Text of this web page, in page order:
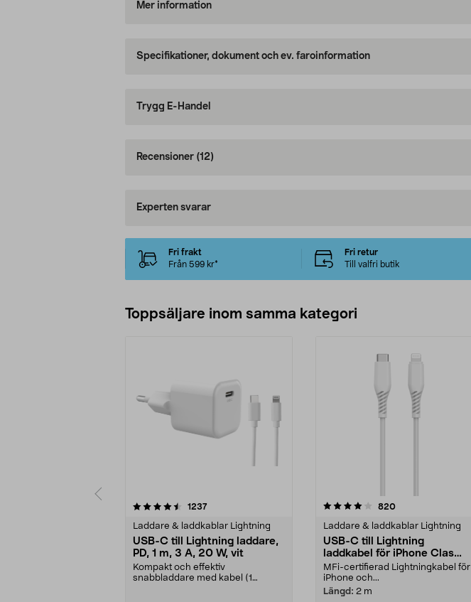
Mer information
Specifikationer, dokument och ev. faroinformation
Trygg E-Handel
Recensioner (12)
Experten svarar
Fri frakt
Från 599 kr*
Fri retur
Till valfri butik
Toppsäljare inom samma kategori
1237recensioner
Laddare & laddkablar Lightning
USB-C till Lightning laddare,
PD, 1 m, 3 A, 20 W, vit
Kompakt och effektiv
snabbladdare med kabel (1
4.0 av 5 stjärnor 820recensioner
Laddare & laddkablar Lightning
USB-C till Lightning
laddkabel för iPhone Clas
Ohlson
MFi-certifierad Lightningkabel för
iPhone och...
Längd: 2 m
4.5 av 5 stjärnor